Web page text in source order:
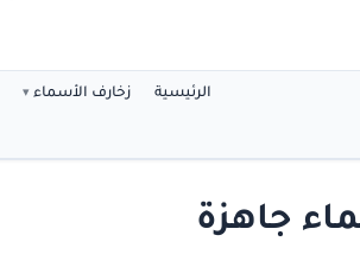
الرئيسية زخارف الأسماء
جاهزة